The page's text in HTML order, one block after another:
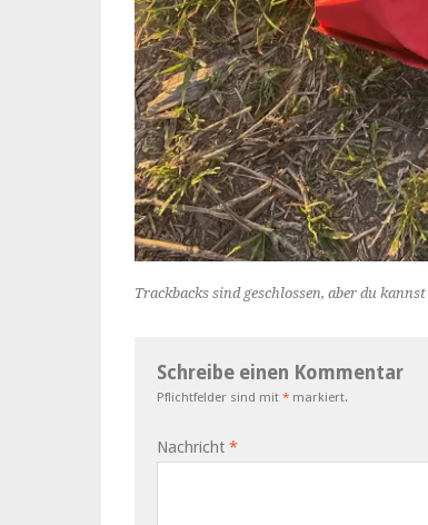
Trackbacks sind geschlossen, aber du kannst
Schreibe einen Kommentar
Pflichtfelder sind mit * markiert.
Nachricht *